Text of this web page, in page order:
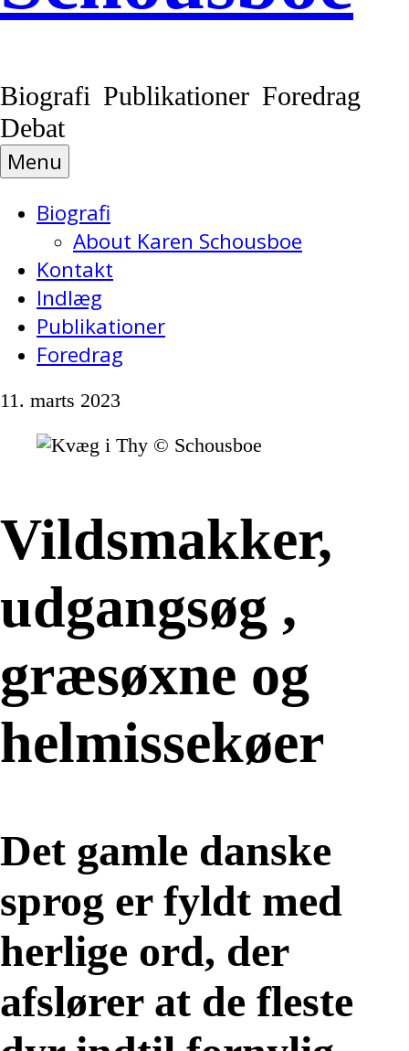
Biografi Publikationer Foredrag
Debat
Menu
Biografi
About Karen Schousboe
Kontakt
Indlæg
Publikationer
Foredrag
11. marts 2023
Vildsmakker,
udgangsøg ,
græsøxne og
helmissekøer
Det gamle danske
sprog er fyldt med
herlige ord, der
afslører at de fleste